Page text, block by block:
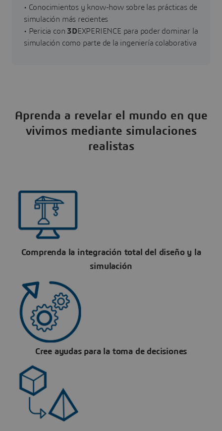
• Conocimientos y know-how sobre las prácticas de
simulación más recientes
• Pericia con 3DEXPERIENCE para poder dominar la
simulación como parte de la ingeniería colaborativa
Aprenda a revelar el mundo en que
vivimos mediante simulaciones
realistas
Comprenda la integración total del diseño y la
simulación
Cree ayudas para la toma de decisiones